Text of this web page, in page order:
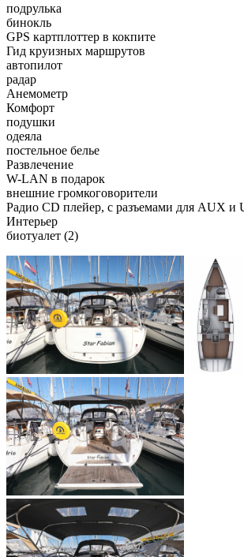
подрулька
бинокль
GPS картплоттер в кокпите
Гид круизных маршрутов
автопилот
радар
Анемометр
Комфорт
подушки
одеяла
постельное белье
Развлечение
W-LAN в подарок
внешние громкоговорители
Радио CD плейер, c разъемами для AUX и
Интерьер
биотуалет (2)